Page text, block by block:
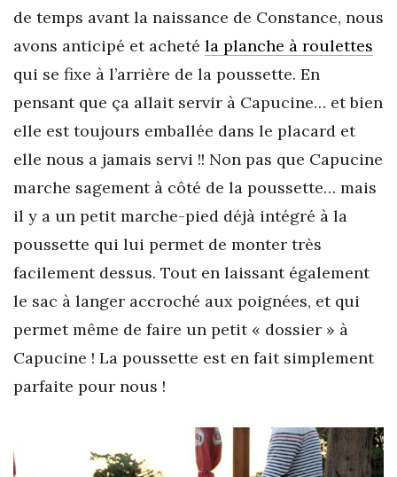
de temps avant la naissance de Constance, nous
avons anticipé et acheté la planche à roulettes
qui se fixe à l’arrière de la poussette. En
pensant que ça allait servir à Capucine… et bien
elle est toujours emballée dans le placard et
elle nous a jamais servi !! Non pas que Capucine
marche sagement à côté de la poussette… mais
il y a un petit marche-pied déjà intégré à la
poussette qui lui permet de monter très
facilement dessus. Tout en laissant également
le sac à langer accroché aux poignées, et qui
permet même de faire un petit « dossier » à
Capucine ! La poussette est en fait simplement
parfaite pour nous !